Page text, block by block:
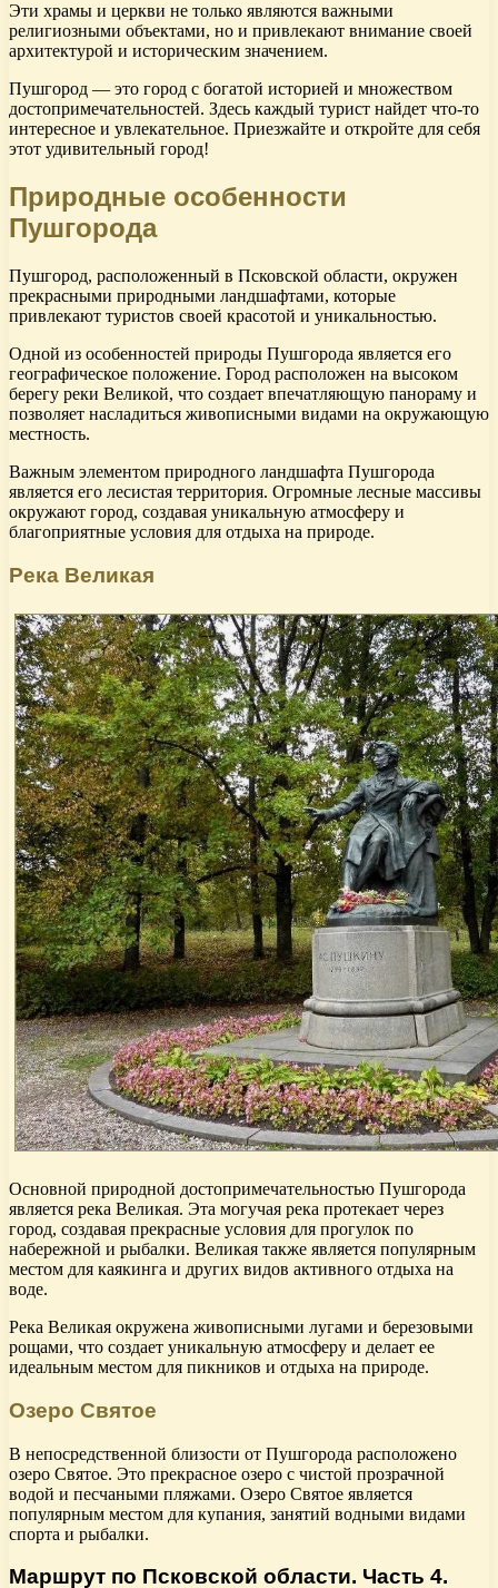
Эти храмы и церкви не только являются важными
религиозными объектами, но и привлекают внимание своей
архитектурой и историческим значением.
Пушгород — это город с богатой историей и множеством
достопримечательностей. Здесь каждый турист найдет что-то
интересное и увлекательное. Приезжайте и откройте для себя
этот удивительный город!
Природные особенности
Пушгорода
Пушгород, расположенный в Псковской области, окружен
прекрасными природными ландшафтами, которые
привлекают туристов своей красотой и уникальностью.
Одной из особенностей природы Пушгорода является его
географическое положение. Город расположен на высоком
берегу реки Великой, что создает впечатляющую панораму и
позволяет насладиться живописными видами на окружающую
местность.
Важным элементом природного ландшафта Пушгорода
является его лесистая территория. Огромные лесные массивы
окружают город, создавая уникальную атмосферу и
благоприятные условия для отдыха на природе.
Река Великая
Основной природной достопримечательностью Пушгорода
является река Великая. Эта могучая река протекает через
город, создавая прекрасные условия для прогулок по
набережной и рыбалки. Великая также является популярным
местом для каякинга и других видов активного отдыха на
воде.
Река Великая окружена живописными лугами и березовыми
рощами, что создает уникальную атмосферу и делает ее
идеальным местом для пикников и отдыха на природе.
Озеро Святое
В непосредственной близости от Пушгорода расположено
озеро Святое. Это прекрасное озеро с чистой прозрачной
водой и песчаными пляжами. Озеро Святое является
популярным местом для купания, занятий водными видами
спорта и рыбалки.
Маршрут по Псковской области. Часть 4.